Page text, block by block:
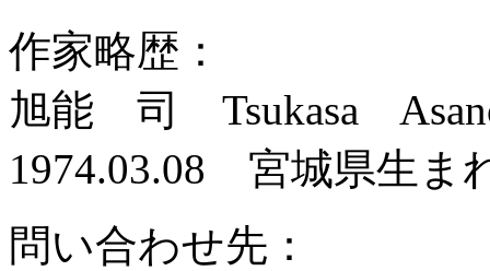
作家略歴：
旭能 司 Tsukasa
1974.03.08 宮城県生ま
問い合わせ先：